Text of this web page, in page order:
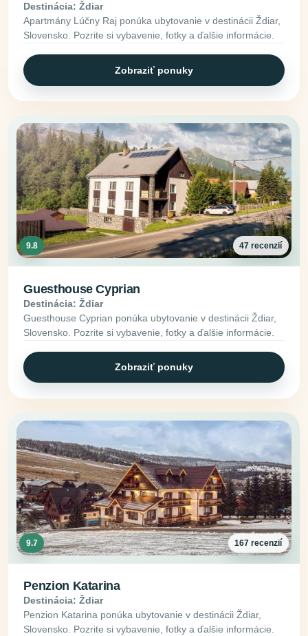
Destinácia: Ždiar
Apartmány Lúčny Raj ponúka ubytovanie v destinácii Ždiar,
Slovensko. Pozrite si vybavenie, fotky a ďalšie informácie.
Zobraziť ponuky
9.8 47 recenzií
Guesthouse Cyprian
Destinácia: Ždiar
Guesthouse Cyprian ponúka ubytovanie v destinácii Ždiar,
Slovensko. Pozrite si vybavenie, fotky a ďalšie informácie.
Zobraziť ponuky
9.7 167 recenzií
Penzion Katarina
Destinácia: Ždiar
Penzion Katarina ponúka ubytovanie v destinácii Ždiar,
Slovensko. Pozrite si vybavenie, fotky a ďalšie informácie.